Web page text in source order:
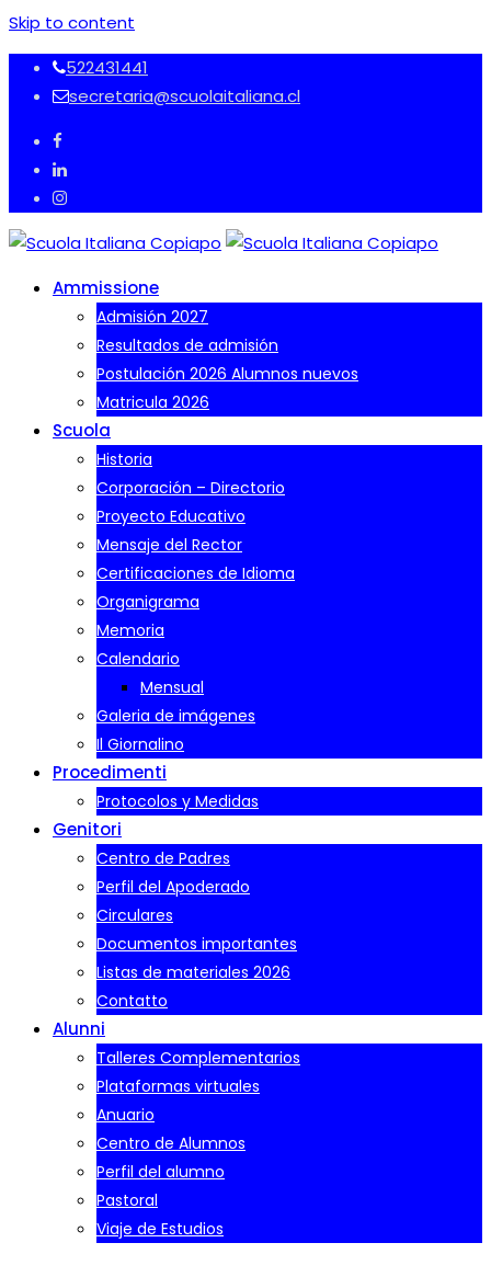
Skip to content
522431441
secretaria@scuolaitaliana.cl
Ammissione
Admisión 2027
Resultados de admisión
Postulación 2026 Alumnos nuevos
Matricula 2026
Scuola
Historia
Corporación – Directorio
Proyecto Educativo
Mensaje del Rector
Certificaciones de Idioma
Organigrama
Memoria
Calendario
Mensual
Galeria de imágenes
Il Giornalino
Procedimenti
Protocolos y Medidas
Genitori
Centro de Padres
Perfil del Apoderado
Circulares
Documentos importantes
Listas de materiales 2026
Contatto
Alunni
Talleres Complementarios
Plataformas virtuales
Anuario
Centro de Alumnos
Perfil del alumno
Pastoral
Viaje de Estudios